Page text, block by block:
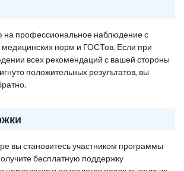
на профессиональное наблюдение с
норм и ГОСТов. Если при
всех рекомендаций с вашей стороны
положительных результатов, вы
вы становитесь участником программы
бесплатную поддержку